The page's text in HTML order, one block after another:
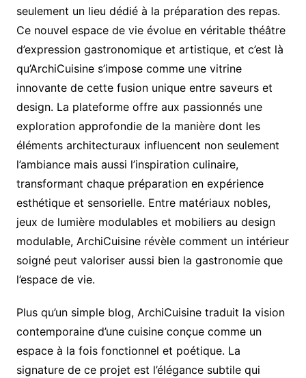
seulement un lieu dédié à la préparation des repas.
Ce nouvel espace de vie évolue en véritable théâtre
d’expression gastronomique et artistique, et c’est là
qu’ArchiCuisine s’impose comme une vitrine
innovante de cette fusion unique entre saveurs et
design. La plateforme offre aux passionnés une
exploration approfondie de la manière dont les
éléments architecturaux influencent non seulement
l’ambiance mais aussi l’inspiration culinaire,
transformant chaque préparation en expérience
esthétique et sensorielle. Entre matériaux nobles,
jeux de lumière modulables et mobiliers au design
modulable, ArchiCuisine révèle comment un intérieur
soigné peut valoriser aussi bien la gastronomie que
l’espace de vie.
Plus qu’un simple blog, ArchiCuisine traduit la vision
contemporaine d’une cuisine conçue comme un
espace à la fois fonctionnel et poétique. La
signature de ce projet est l’élégance subtile qui